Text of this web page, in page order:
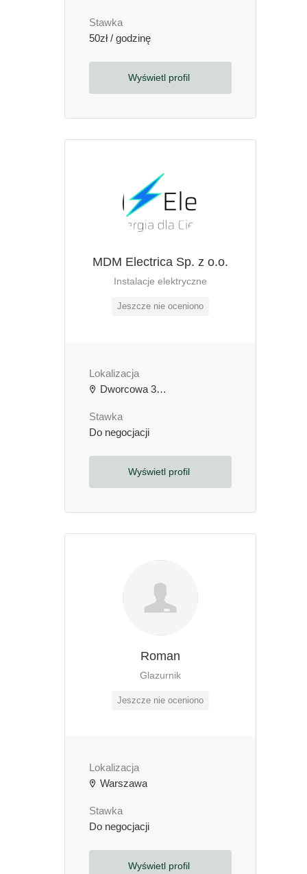
Stawka
50zł / godzinę
Wyświetl profil
MDM Electrica Sp. z o.o.
Instalacje elektryczne
Jeszcze nie oceniono
Lokalizacja
Dworcowa 3b, 64-000 Kościan, Polska
Stawka
Do negocjacji
Wyświetl profil
Roman
Glazurnik
Jeszcze nie oceniono
Lokalizacja
Warszawa
Stawka
Do negocjacji
Wyświetl profil